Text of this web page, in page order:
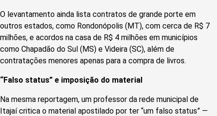
O levantamento ainda lista contratos de grande porte em
outros estados, como Rondonópolis (MT), com cerca de R$ 7
milhões, e acordos na casa de R$ 4 milhões em municípios
como Chapadão do Sul (MS) e Videira (SC), além de
contratações menores apenas para a compra de livros.
“Falso status” e imposição do material
Na mesma reportagem, um professor da rede municipal de
Itajaí critica o material apostilado por ter “um falso status” —